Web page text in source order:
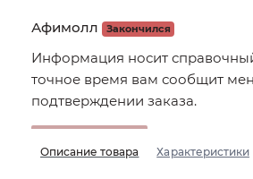
Афимолл Закончился
Информация носит
точное время вам сообщит
подтверждении заказа.
Описание товара Характеристики